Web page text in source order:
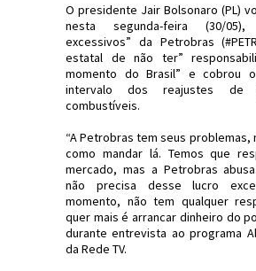
O presidente Jair Bolsonaro (PL)
nesta segunda-feira (30/
excessivos” da Petrobras
estatal de não ter”
momento do Brasil” e cobrou
intervalo dos reajustes de
combustíveis.
“A Petrobras tem seus problemas,
como mandar lá. Temos que
mercado, mas a Petrobras
não precisa desse lucro
momento, não tem qualquer
quer mais é arrancar dinheiro do
durante entrevista ao programa
da Rede TV.